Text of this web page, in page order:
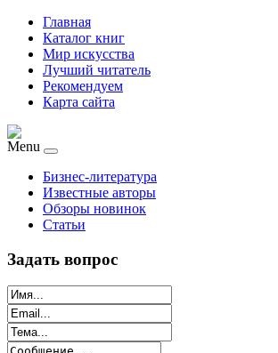
Главная
Каталог книг
Мир искусства
Лучший читатель
Рекомендуем
Карта сайта
Menu
Бизнес-литература
Известные авторы
Обзоры новинок
Статьи
Задать вопрос